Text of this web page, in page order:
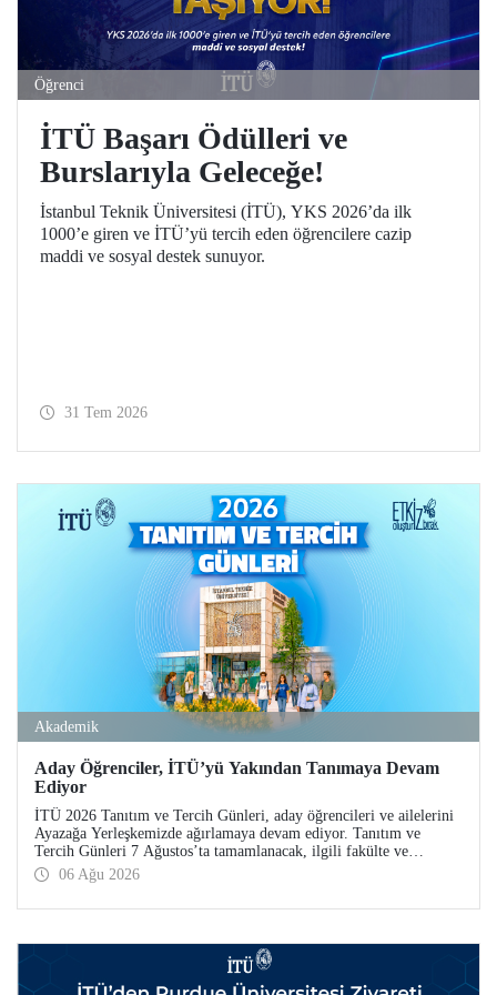
Öğrenci
İTÜ Başarı Ödülleri ve
Burslarıyla Geleceğe!
İstanbul Teknik Üniversitesi (İTÜ), YKS 2026’da ilk
1000’e giren ve İTÜ’yü tercih eden öğrencilere cazip
maddi ve sosyal destek sunuyor.
31 Tem 2026
Akademik
Aday Öğrenciler, İTÜ’yü Yakından Tanımaya Devam
Ediyor
İTÜ 2026 Tanıtım ve Tercih Günleri, aday öğrencileri ve ailelerini
Ayazağa Yerleşkemizde ağırlamaya devam ediyor. Tanıtım ve
Tercih Günleri 7 Ağustos’ta tamamlanacak, ilgili fakülte ve
birimler adaylara bilgi vermeye devam edecek.
06 Ağu 2026